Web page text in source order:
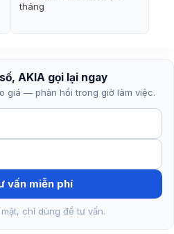
tháng
AKIA gọi lại ngay
giá — phản hồi trong giờ làm việc.
vấn miễn phí
chỉ dùng để tư vấn.